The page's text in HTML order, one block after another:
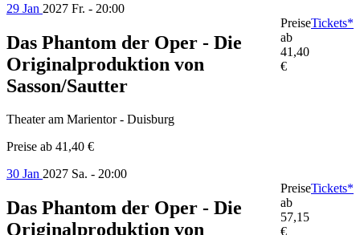
29 Jan 2027 Fr. - 20:00
Das Phantom der Oper - Die
Originalproduktion von
Sasson/Sautter
Theater am Marientor - Duisburg
Preise ab 41,40 €
Preise
ab
41,40
€
Tickets*
30 Jan 2027 Sa. - 20:00
Das Phantom der Oper - Die
Originalproduktion von
Preise
ab
57,15
€
Tickets*